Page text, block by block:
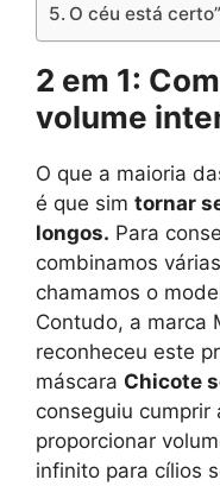
O céu está
2 em 1:
volume
O que a maioria
é que sim tornar
longos. Para
combinamos
chamamos o
Contudo, a marca
reconheceu este
máscara Chicote
conseguiu cumprir
proporcionar
infinito para cílios